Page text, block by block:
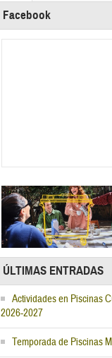
Facebook
ÚLTIMAS ENTRADAS
Actividades en Piscinas
2026-2027
Temporada de Piscinas